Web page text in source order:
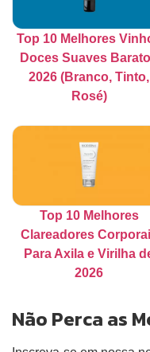
Top 10 Melhores
Doces Suaves
2026 (Branco, Tinto,
Rosé)
Top 10 Melhores
Clareadores
Para Axila e Virilha
2026
Não Perca as